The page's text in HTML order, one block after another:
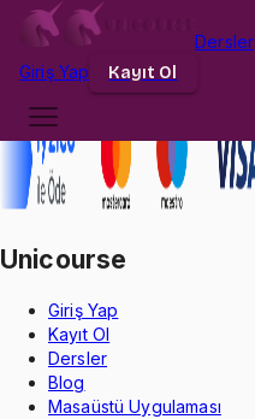
Dersler
GirişYap Kayıt Ol
Unicourse
Giriş Yap
Kayıt Ol
Dersler
Blog
Masaüstü Uygulaması